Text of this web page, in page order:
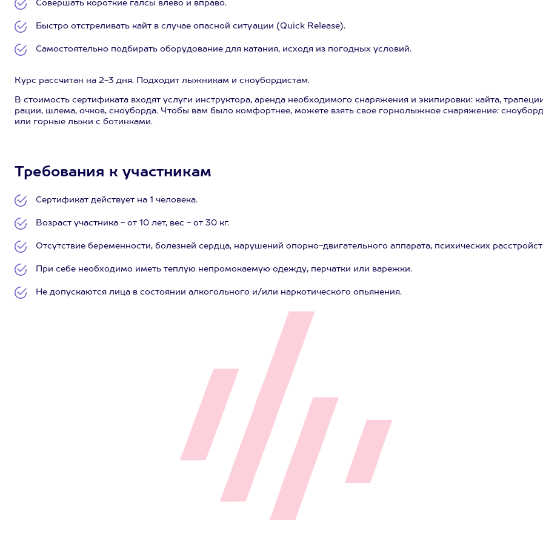
Совершать короткие галсы влево и вправо.
Быстро отстреливать кайт в случае опасной ситуации (Quick Release).
Самостоятельно подбирать оборудование для катания, исходя из погодных условий.
Курс рассчитан на 2-3 дня. Подходит лыжникам и сноубордистам.
В стоимость сертификата входят услуги инструктора, аренда необходимого снаряжения и экипировки: кайта,
рации, шлема, очков, сноуборда. Чтобы вам было комфортнее, можете взять свое горнолыжное снаряжение: сноуборд
или горные лыжи с ботинками.
Требования к участникам
Сертификат действует на 1 человека.
Возраст участника - от 10 лет, вес - от 30 кг.
Отсутствие беременности, болезней сердца, нарушений опорно-двигательного аппарата, психических
При себе необходимо иметь теплую непромокаемую одежду, перчатки или варежки.
Не допускаются лица в состоянии алкогольного и/или наркотического опьянения.